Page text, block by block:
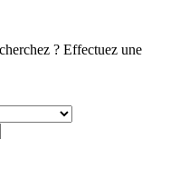
? Effectuez une